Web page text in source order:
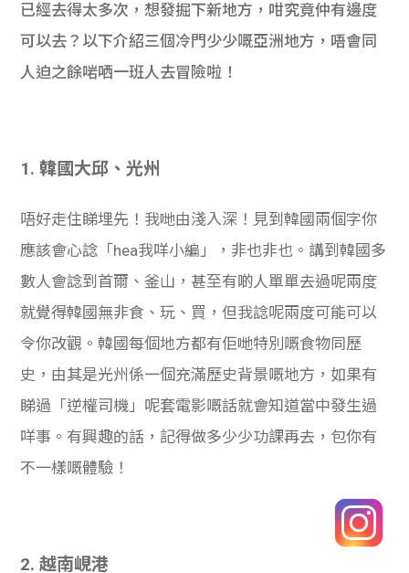
已經去得太多次，想發掘下新地方，咁究竟仲有邊度
可以去？以下介紹三個冷門少少嘅亞洲地方，唔會同
人迫之餘啱哂一班人去冒險啦！
1. 韓國大邱、光州
唔好走住睇埋先！我哋由淺入深！見到韓國兩個字你
應該會心諗「hea我咩小編」，非也非也。講到韓國多
數人會諗到首爾、釜山，甚至有啲人單單去過呢兩度
就覺得韓國無非食、玩、買，但我諗呢兩度可能可以
令你改觀。韓國每個地方都有佢哋特別嘅食物同歷
史，由其是光州係一個充滿歷史背景嘅地方，如果有
睇過「逆權司機」呢套電影嘅話就會知道當中發生過
咩事。有興趣的話，記得做多少少功課再去，包你有
不一樣嘅體驗！
2. 越南峴港